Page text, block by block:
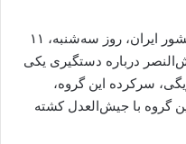
حسین‌علی امیری، سخنگوی وزارت کشور ایران، روز سه‌شنبه، ۱۱
درباره دستگیری یکی
سرکرده این گروه،
گروه با جیش‌العدل کشته